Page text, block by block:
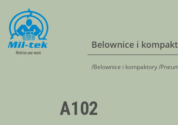
Belownice i
/Belownice i kompaktory/
A102